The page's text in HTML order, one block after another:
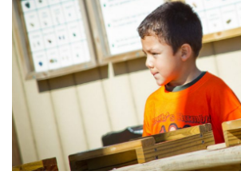
Pro zřizovatele
Konference Lepší škola
Kápézetka - průvodce pro zřizovatele
O nás